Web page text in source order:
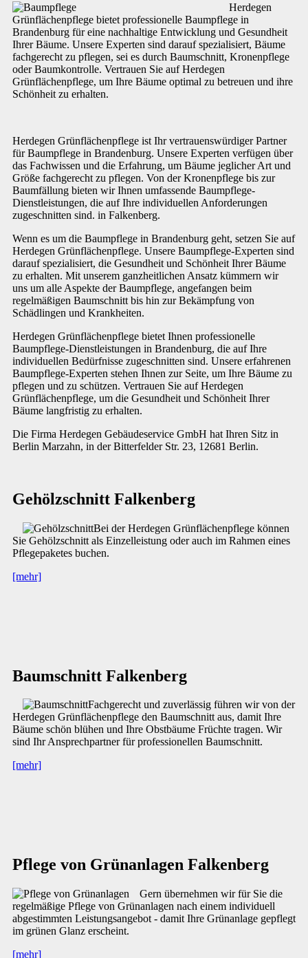
Herdegen
Grünflächenpflege bietet professionelle Baumpflege in
Brandenburg für eine nachhaltige Entwicklung und Gesundheit
Ihrer Bäume. Unsere Experten sind darauf spezialisiert, Bäume
fachgerecht zu pflegen, sei es durch Baumschnitt, Kronenpflege
oder Baumkontrolle. Vertrauen Sie auf Herdegen
Grünflächenpflege, um Ihre Bäume optimal zu betreuen und ihre
Schönheit zu erhalten.
Herdegen Grünflächenpflege ist Ihr vertrauenswürdiger Partner
für Baumpflege in Brandenburg. Unsere Experten verfügen über
das Fachwissen und die Erfahrung, um Bäume jeglicher Art und
Größe fachgerecht zu pflegen. Von der Kronenpflege bis zur
Baumfällung bieten wir Ihnen umfassende Baumpflege-
Dienstleistungen, die auf Ihre individuellen Anforderungen
zugeschnitten sind. in Falkenberg.
Wenn es um die Baumpflege in Brandenburg geht, setzen Sie auf
Herdegen Grünflächenpflege. Unsere Baumpflege-Experten sind
darauf spezialisiert, die Gesundheit und Schönheit Ihrer Bäume
zu erhalten. Mit unserem ganzheitlichen Ansatz kümmern wir
uns um alle Aspekte der Baumpflege, angefangen beim
regelmäßigen Baumschnitt bis hin zur Bekämpfung von
Schädlingen und Krankheiten.
Herdegen Grünflächenpflege bietet Ihnen professionelle
Baumpflege-Dienstleistungen in Brandenburg, die auf Ihre
individuellen Bedürfnisse zugeschnitten sind. Unsere erfahrenen
Baumpflege-Experten stehen Ihnen zur Seite, um Ihre Bäume zu
pflegen und zu schützen. Vertrauen Sie auf Herdegen
Grünflächenpflege, um die Gesundheit und Schönheit Ihrer
Bäume langfristig zu erhalten.
Die Firma Herdegen Gebäudeservice GmbH hat Ihren Sitz in
Berlin Marzahn, in der Bitterfelder Str. 23, 12681 Berlin.
Gehölzschnitt Falkenberg
Bei der Herdegen Grünflächenpflege können
Sie Gehölzschnitt als Einzelleistung oder auch im Rahmen eines
Pflegepaketes buchen.
[mehr]
Baumschnitt Falkenberg
Fachgerecht und zuverlässig führen wir von der
Herdegen Grünflächenpflege den Baumschnitt aus, damit Ihre
Bäume schön blühen und Ihre Obstbäume Früchte tragen. Wir
sind Ihr Ansprechpartner für professionellen Baumschnitt.
[mehr]
Pflege von Grünanlagen Falkenberg
Gern übernehmen wir für Sie die
regelmäßige Pflege von Grünanlagen nach einem individuell
abgestimmten Leistungsangebot - damit Ihre Grünanlage gepflegt
im grünen Glanz erscheint.
[mehr]